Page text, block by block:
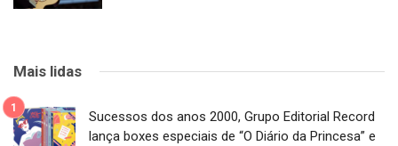
Mais lidas
Sucessos dos anos 2000, Grupo Editorial Record
lança boxes especiais de “O Diário da Princesa” e